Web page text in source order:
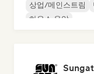
상업/메인스트림
하우스 음악